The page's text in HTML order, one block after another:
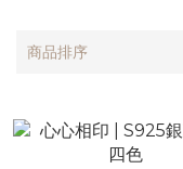
商品排序